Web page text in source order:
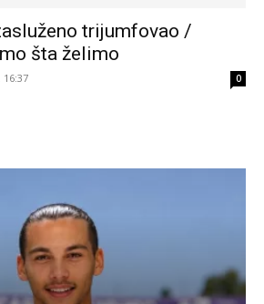
trijumfovao /
šta želimo
16:37 0